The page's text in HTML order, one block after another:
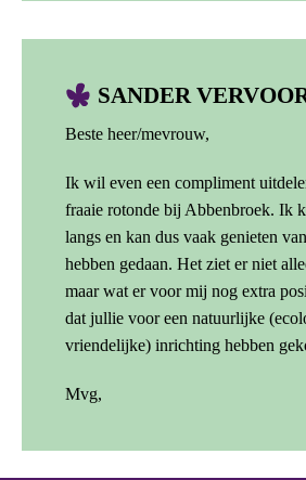
SANDER
Beste heer/mevrouw,
Ik wil even een compliment
fraaie rotonde bij Abbenbroek. Ik
langs en kan dus vaak genieten
hebben gedaan. Het ziet er niet
maar wat er voor mij nog extra
dat jullie voor een natuurlijke
vriendelijke) inrichting hebben
Mvg,